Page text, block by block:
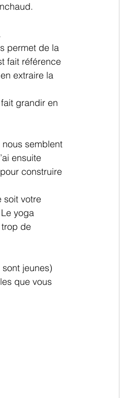
permet de la
fait référence
extraire la
grandir en
semblent
ensuite
construire
soit votre
yoga
de
jeunes)
que vous